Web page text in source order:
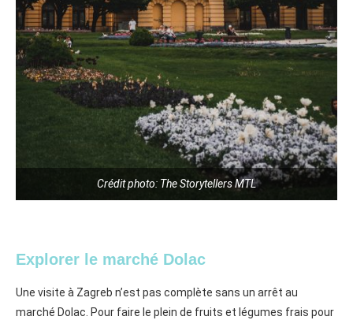
Crédit photo: The Storytellers MTL
Explorer le marché Dolac
Une visite à Zagreb n’est pas complète sans un arrêt au
marché Dolac. Pour faire le plein de fruits et légumes frais⁠ pour